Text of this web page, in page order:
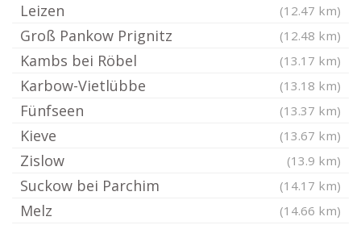
Leizen (12.47 km)
Groß Pankow Prignitz (12.48 km)
Kambs bei Röbel (13.17 km)
Karbow-Vietlübbe (13.18 km)
Fünfseen (13.37 km)
Kieve (13.67 km)
Zislow (13.9 km)
Suckow bei Parchim (14.17 km)
Melz (14.66 km)